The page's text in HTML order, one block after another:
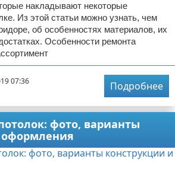
накладывают некоторые
Из этой статьи можно узнать, чем
об особенностях материалов, их
Особенности ремонта
07:36
Подробнее
фото, варианты
оформления